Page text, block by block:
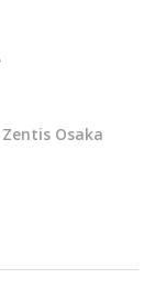
Zentis Osaka